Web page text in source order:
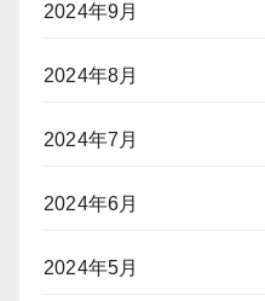
2024年9月
2024年8月
2024年7月
2024年6月
2024年5月